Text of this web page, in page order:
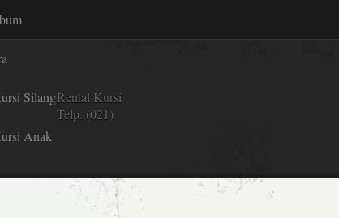
Silang
Anak
Rental Kursi
Telp. (021)